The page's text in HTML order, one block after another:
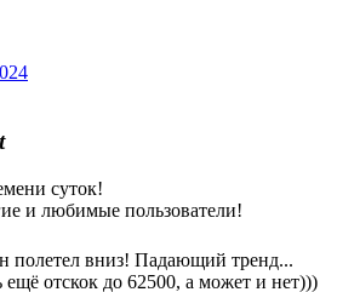
суток!
и любимые пользователи!
полетел вниз! Падающий тренд...
отскок до 62500, а может и нет)))